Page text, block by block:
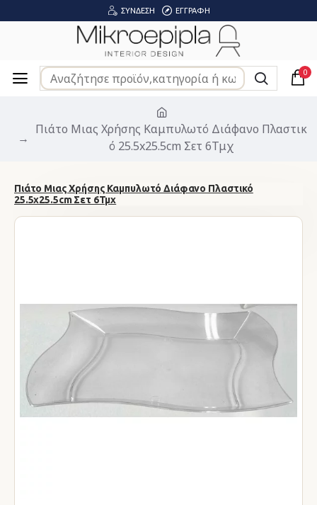
ΣΎΝΔΕΣΗ ΕΓΓΡΑΦΉ
0
Πιάτo Μιας Χρήσης Καμπυλωτό Διάφανο Πλαστικ
ό 25.5x25.5cm Σετ 6Τμχ
Πιάτo Μιας Χρήσης Καμπυλωτό Διάφανο Πλαστικό
25.5x25.5cm Σετ 6Τμχ